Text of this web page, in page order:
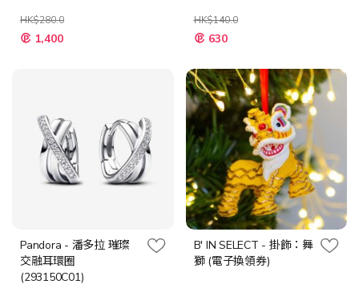
HK$280.0
特
殊 1,400
HK$140.0
特
殊
格
630
Pandora - 潘多拉 璀璨
交融耳環圈
(293150C01)
B' IN SELECT - 掛飾：舞
獅 (電子換領券)